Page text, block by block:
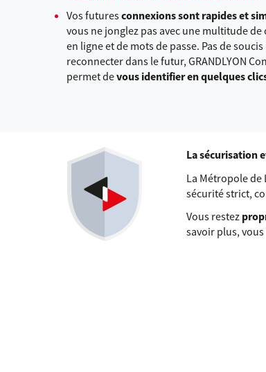
Vos futuresconnexions sont rapides et
vous ne jonglez pas avec une multitude de
en ligne et de mots de passe. Pas de
reconnecter dans le futur, GRANDLYON
permet devous identifier en quelques
La sécurisation
La Métropole de
sécurité strict,
Vous restez
savoir plus,